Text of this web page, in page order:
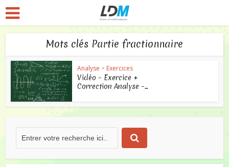
Mots clés Partie fractionnaire
Analyse • Exercices
Vidéo – Exercice +
Correction Analyse –...